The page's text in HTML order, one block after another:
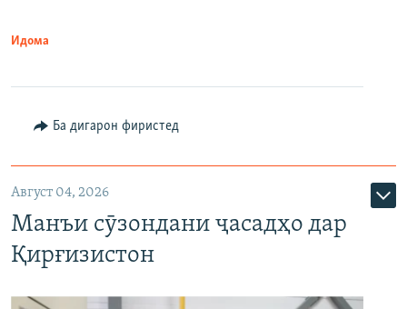
Идома
Ба дигарон фиристед
Август 04, 2026
Манъи сӯзондани ҷасадҳо дар
Қирғизистон